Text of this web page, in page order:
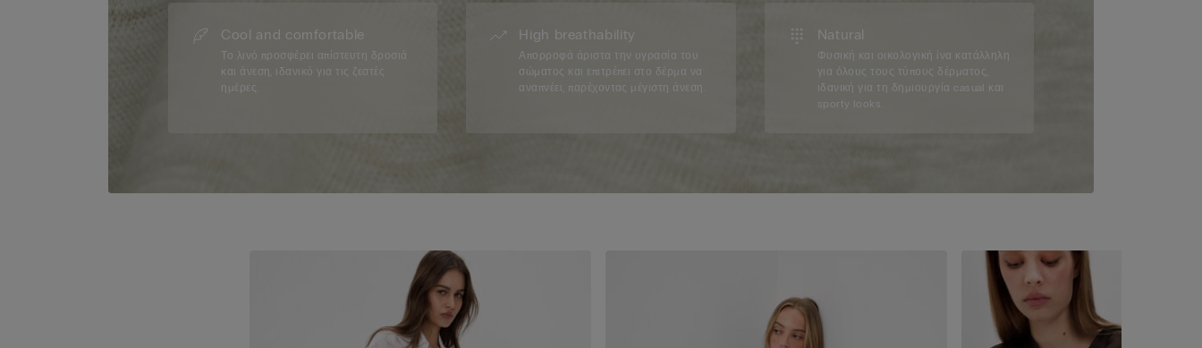
Cool and comfortable
Το λινό προσφέρει απίστευτη δροσιά
και άνεση, ιδανικό για τις ζεστές
ημέρες.
High breathability
Απορροφά άριστα την υγρασία του
σώματος και επιτρέπει στο δέρμα να
αναπνέει, παρέχοντας μέγιστη άνεση.
Natural
Φυσική και οικολογική ίνα κατάλληλη
για όλους τους τύπους δέρματος,
ιδανική για τη δημιουργία casual και
sporty looks.